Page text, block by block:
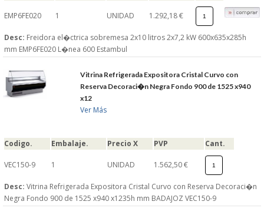
EMP6FE020 1 UNIDAD 1.292,18 €
Desc: Freidora el�ctrica sobremesa 2x10 litros 2x7,2 kW 600x635x285h
mm EMP6FE020 L�nea 600 Estambul
Vitrina Refrigerada Expositora Cristal Curvo con
Reserva Decoraci�n Negra Fondo 900 de 1525 x940
x12
Ver Más
Codigo. Embalaje. Precio X PVP Cant.
VEC150-9 1 UNIDAD 1.562,50 €
Desc: Vitrina Refrigerada Expositora Cristal Curvo con Reserva Decoraci�n
Negra Fondo 900 de 1525 x940 x1235h mm BADAJOZ VEC150-9